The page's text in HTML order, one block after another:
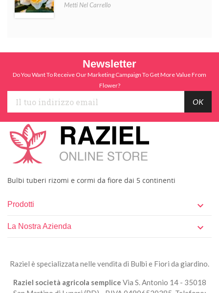
Metti Nel Carrello
Newsletter
Do You Want To Receive Our Marketing Campaign To Get More Value From
Flower?
Bulbi tuberi rizomi e cormi da fiore dai 5 continenti
Prodotti 
La Nostra Azienda 
Raziel è specializzata nelle vendita di Bulbi e Fiori da giardino.
Raziel società agricola semplice Via S. Antonio 14 - 35018